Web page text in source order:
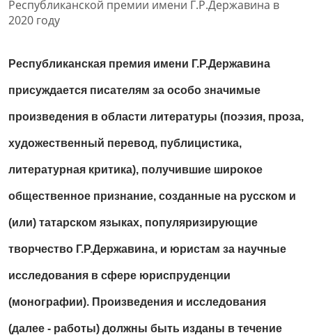
Республиканская премия имени Г.Р.Державина
присуждается писателям за особо значимые
произведения в области литературы (поэзия, проза,
художественный перевод, публицистика,
литературная критика), получившие широкое
общественное признание, созданные на русском и
(или) татарском языках, популяризирующие
творчество Г.Р.Державина, и юристам за научные
исследования в сфере юриспруденции
(монографии). Произведения и исследования
(далее - работы) должны быть изданы в течение